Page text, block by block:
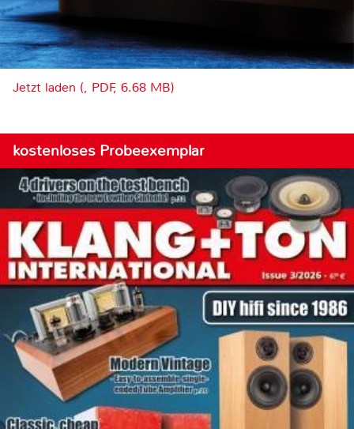
Jetzt laden (, PDF, 6.68 MB)
kostenloses Probeexemplar